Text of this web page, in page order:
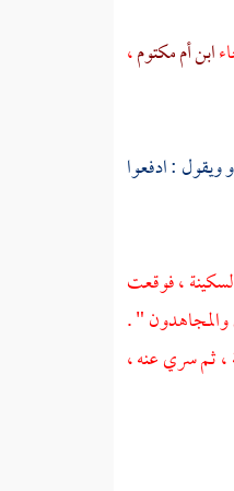
ابن أم مكتوم،
ويقول : ادفعوا
، فوقعت
" .
ثم سري عنه ،